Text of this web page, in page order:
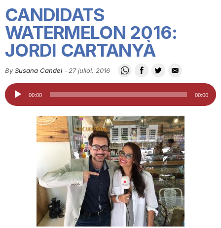
o
C
CANDIDATS
WATERMELON 2016:
JORDI CARTANYÀ
By Susana Candel - 27 juliol, 2016
Reproductor
d'àudio
00:00 00:00